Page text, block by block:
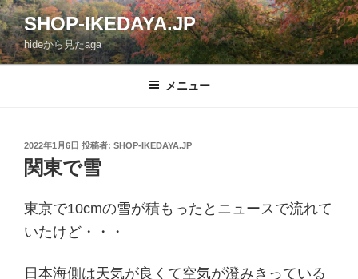
コ
ン
テ
ン
SHOP-IKEDAYA.JP
hideから見たaga
メニュー
投
稿
日:
2022年1月6日 投稿者: SHOP-IKEDAYA.JP
関東で雪
東京で10cmの雪が積もったとニュースで流れて
いたけど・・・
日本海側は天気が良くて空気が澄みきっている